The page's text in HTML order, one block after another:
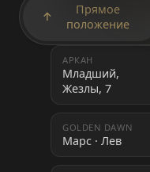
↑
Прямое
положение
АРКАН
Младший,
Жезлы, 7
GOLDEN DAWN
Марс · Лев